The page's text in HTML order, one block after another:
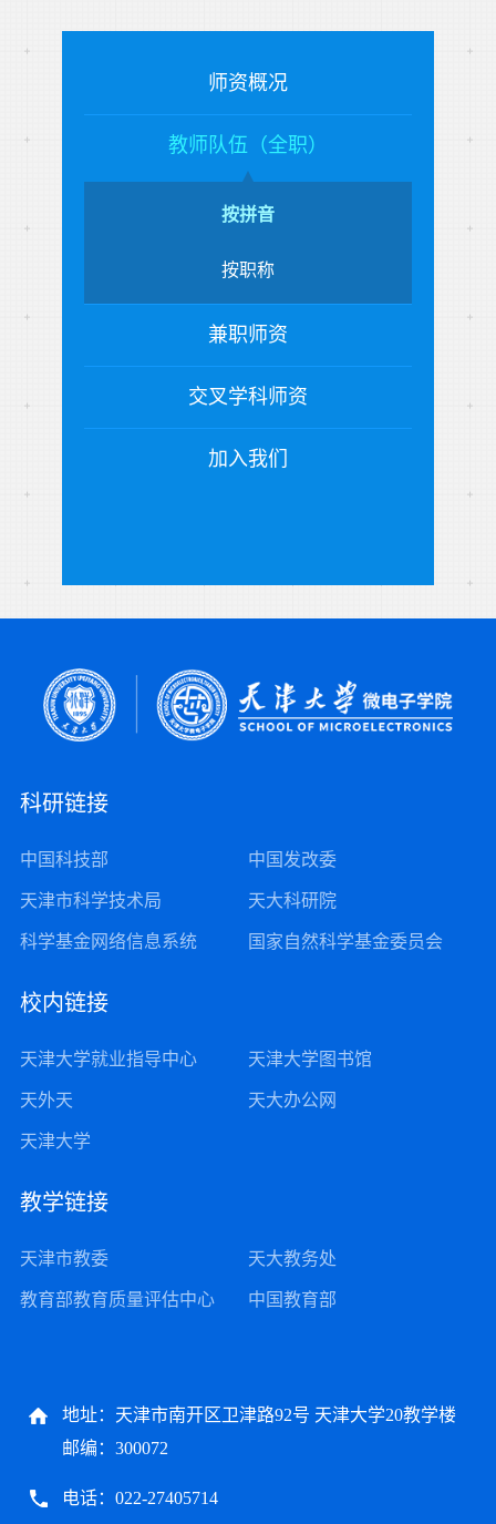
师资概况
教师队伍（全职）
按拼音
按职称
兼职师资
交叉学科师资
加入我们
科研链接
中国科技部 中国发改委
天津市科学技术局 天大科研院
科学基金网络信息系统 国家自然科学基金委员会
校内链接
天津大学就业指导中心 天津大学图书馆
天外天 天大办公网
天津大学
教学链接
天津市教委 天大教务处
教育部教育质量评估中心 中国教育部
地址：天津市南开区卫津路92号 天津大学20教学楼
邮编：300072
电话：022-27405714